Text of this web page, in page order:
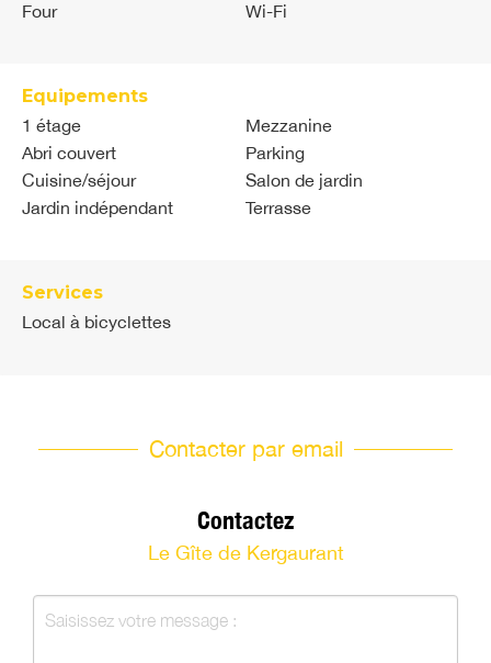
Four
Wi-Fi
Equipements
1 étage
Abri couvert
Cuisine/séjour
Jardin indépendant
Mezzanine
Parking
Salon de jardin
Terrasse
Services
Local à bicyclettes
Contacter par email
Contactez
Le Gîte de Kergaurant